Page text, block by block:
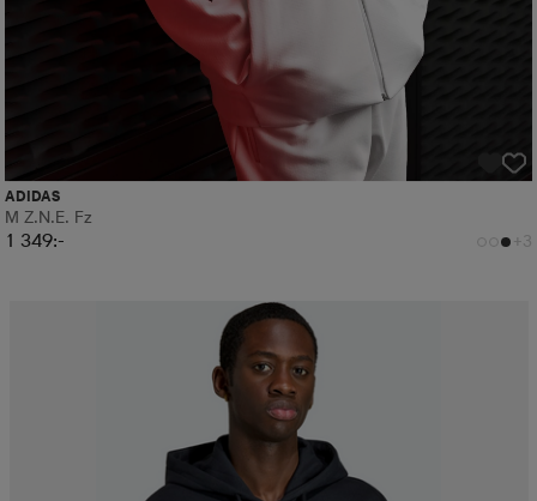
ADIDAS
M Z.n.e. Fz
+3
1 349:-